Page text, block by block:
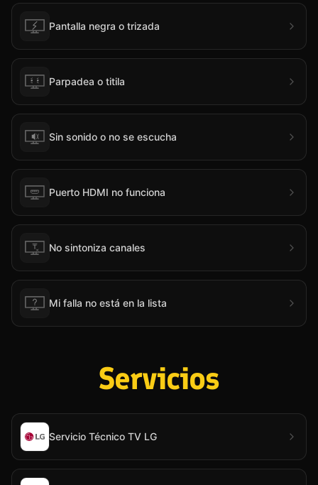
Pantalla negra o trizada
Parpadea o titila
Sin sonido o no se escucha
Puerto HDMI no funciona
No sintoniza canales
Mi falla no está en la lista
Servicios
Servicio Técnico TV LG